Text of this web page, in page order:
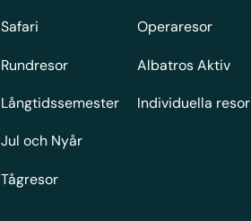
Safari
Rundresor
Långtidssemester
Jul och Nyår
Tågresor
Operaresor
Albatros Aktiv
Individuella resor